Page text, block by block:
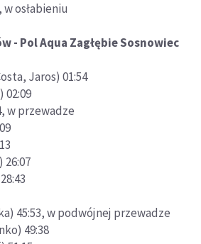
w osłabieniu
- Pol Aqua Zagłębie Sosnowiec
Jaros) 01:54
02:09
w przewadze
26:07
45:53, w podwójnej przewadze
49:38